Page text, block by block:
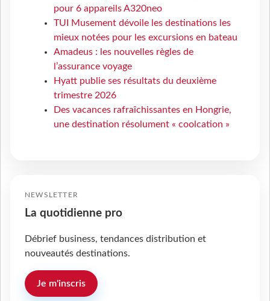
pour 6 appareils A320neo
TUI Musement dévoile les destinations les
mieux notées pour les excursions en bateau
Amadeus : les nouvelles règles de
l’assurance voyage
Hyatt publie ses résultats du deuxième
trimestre 2026
Des vacances rafraîchissantes en Hongrie,
une destination résolument « coolcation »
NEWSLETTER
La quotidienne pro
Débrief business, tendances distribution et
nouveautés destinations.
Je m'inscris